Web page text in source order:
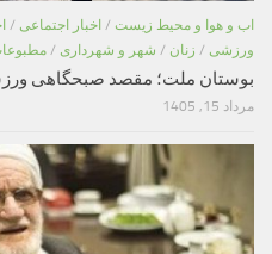
اب و هوا و محیط زیست / اخبار اجتماعی /
ورزشی / زنان / شهر و شهرداری /
بوستان ملت؛ مقصد صبحگاهی
مرداد 15, 1405